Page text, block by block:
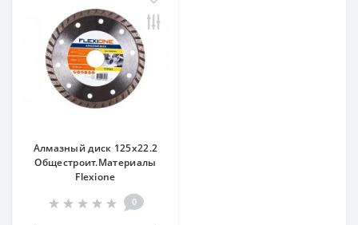
Алмазный диск 125х22.2
Общестроит.Материалы
Flexiоne
0